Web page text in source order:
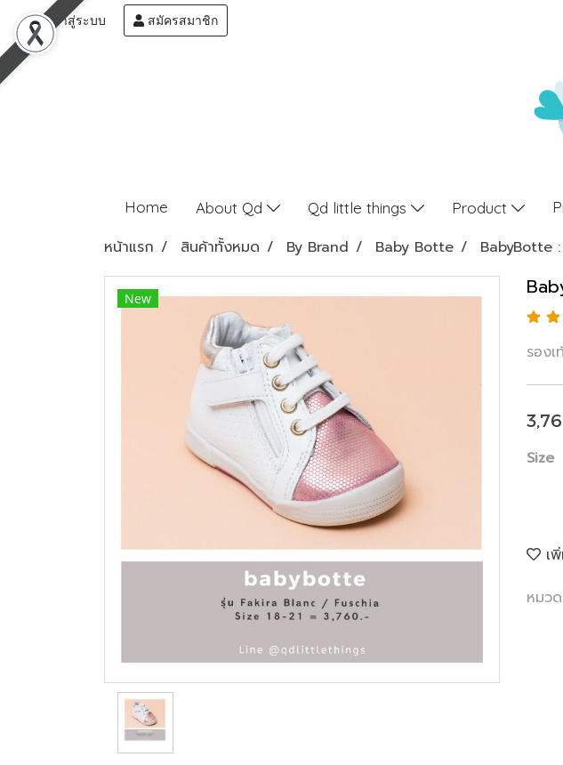
เข้าสู่ระบบ สมัครสมาชิก
Home About Qd Qd little things Product
หน้าแรก สินค้าทั้งหมด By Brand Baby Botte BabyBotte
New
รอง
Size
เ
หมว